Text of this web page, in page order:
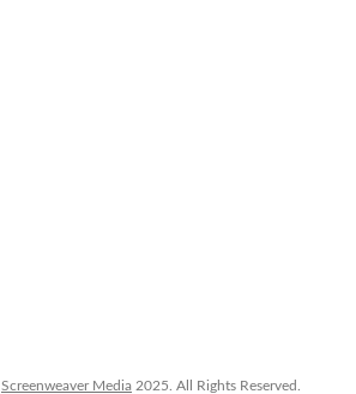
Screenweaver Media 2025. All Rights Reserved.